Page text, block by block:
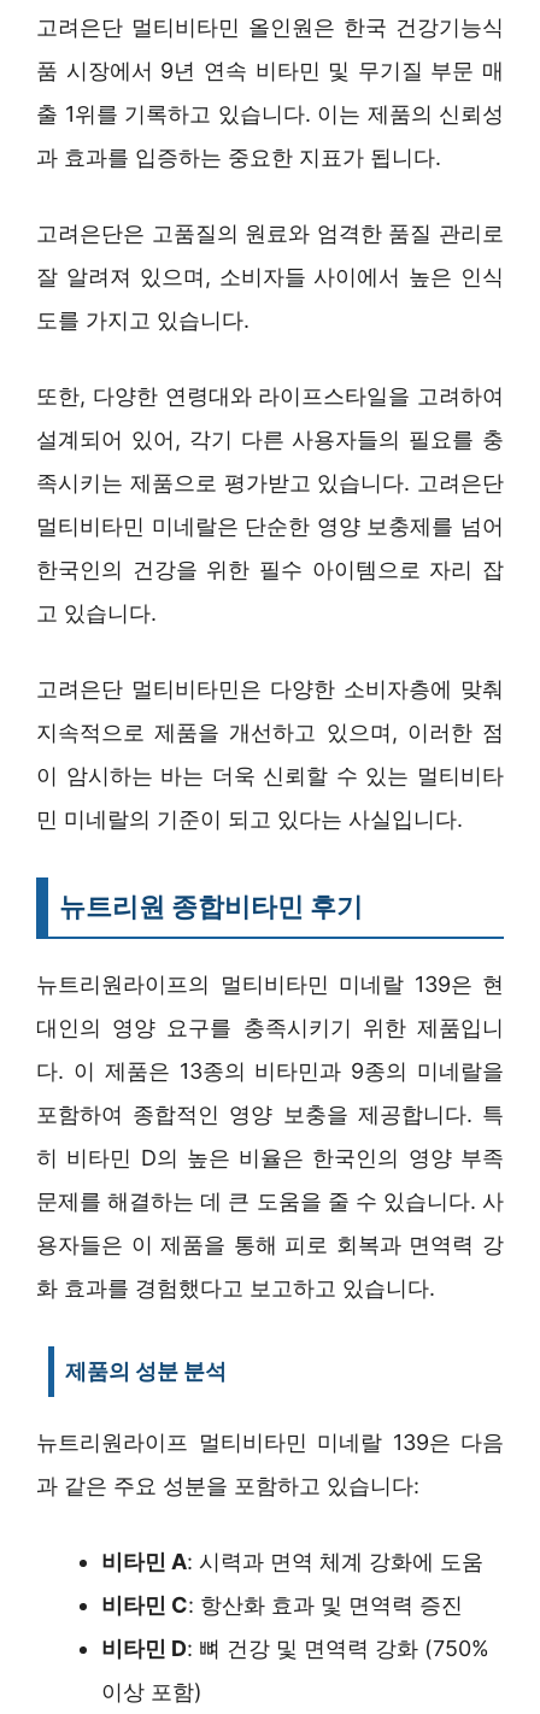
고려은단 멀티비타민 올인원은 한국 건강기능식
품 시장에서 9년 연속 비타민 및 무기질 부문 매
출 1위를 기록하고 있습니다. 이는 제품의 신뢰성
과 효과를 입증하는 중요한 지표가 됩니다.
고려은단은 고품질의 원료와 엄격한 품질 관리로
잘 알려져 있으며, 소비자들 사이에서 높은 인식
도를 가지고 있습니다.
또한, 다양한 연령대와 라이프스타일을 고려하여
설계되어 있어, 각기 다른 사용자들의 필요를 충
족시키는 제품으로 평가받고 있습니다. 고려은단
멀티비타민 미네랄은 단순한 영양 보충제를 넘어
한국인의 건강을 위한 필수 아이템으로 자리 잡
고 있습니다.
고려은단 멀티비타민은 다양한 소비자층에 맞춰
지속적으로 제품을 개선하고 있으며, 이러한 점
이 암시하는 바는 더욱 신뢰할 수 있는 멀티비타
민 미네랄의 기준이 되고 있다는 사실입니다.
뉴트리원 종합비타민 후기
뉴트리원라이프의 멀티비타민 미네랄 139은 현
대인의 영양 요구를 충족시키기 위한 제품입니
다. 이 제품은 13종의 비타민과 9종의 미네랄을
포함하여 종합적인 영양 보충을 제공합니다. 특
히 비타민 D의 높은 비율은 한국인의 영양 부족
문제를 해결하는 데 큰 도움을 줄 수 있습니다. 사
용자들은 이 제품을 통해 피로 회복과 면역력 강
화 효과를 경험했다고 보고하고 있습니다.
제품의 성분 분석
뉴트리원라이프 멀티비타민 미네랄 139은 다음
과 같은 주요 성분을 포함하고 있습니다:
비타민 A: 시력과 면역 체계 강화에 도움
비타민 C: 항산화 효과 및 면역력 증진
비타민 D: 뼈 건강 및 면역력 강화 (750%
이상 포함)